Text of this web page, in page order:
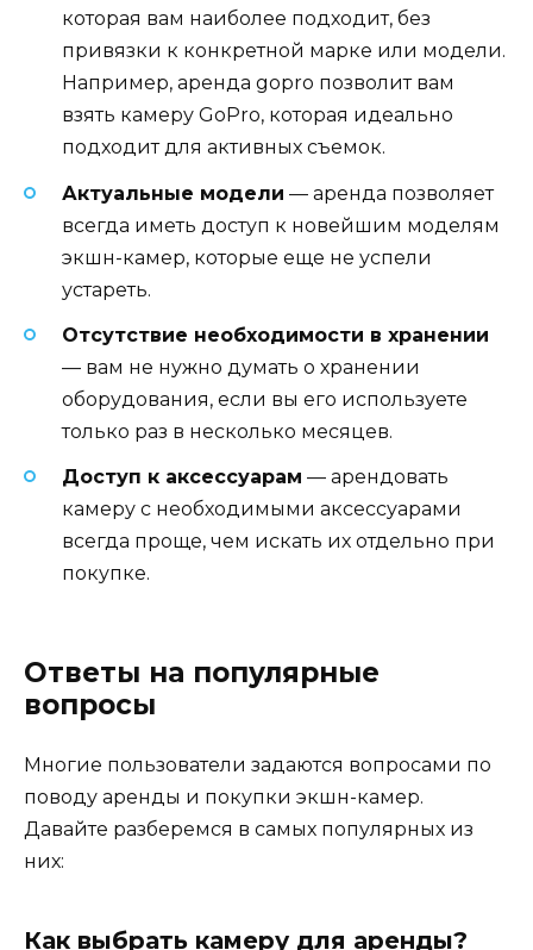
которая вам наиболее подходит, без
привязки к конкретной марке или модели.
Например, аренда gopro позволит вам
взять камеру GoPro, которая идеально
подходит для активных съемок.
Актуальные модели — аренда позволяет
всегда иметь доступ к новейшим моделям
экшн-камер, которые еще не успели
устареть.
Отсутствие необходимости в хранении
— вам не нужно думать о хранении
оборудования, если вы его используете
только раз в несколько месяцев.
Доступ к аксессуарам — арендовать
камеру с необходимыми аксессуарами
всегда проще, чем искать их отдельно при
покупке.
Ответы на популярные
вопросы
Многие пользователи задаются вопросами по
поводу аренды и покупки экшн-камер.
Давайте разберемся в самых популярных из
них:
Как выбрать камеру для аренды?